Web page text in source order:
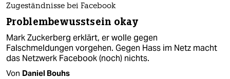
Zugeständnisse bei Facebook
Problembewusstsein okay
Mark Zuckerberg erklärt, er wolle gegen
Falschmeldungen vorgehen. Gegen Hass im Netz macht
das Netzwerk Facebook (noch) nichts.
Von Daniel Bouhs